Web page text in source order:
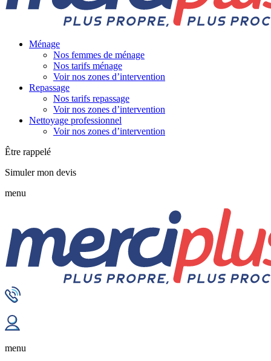
Ménage
Nos femmes de ménage
Nos tarifs ménage
Voir nos zones d’intervention
Repassage
Nos tarifs repassage
Voir nos zones d’intervention
Nettoyage professionnel
Voir nos zones d’intervention
Être rappelé
Simuler mon devis
menu
menu